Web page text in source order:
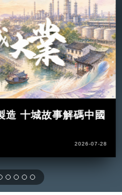
造 十城故事解碼中國
2026-07-28